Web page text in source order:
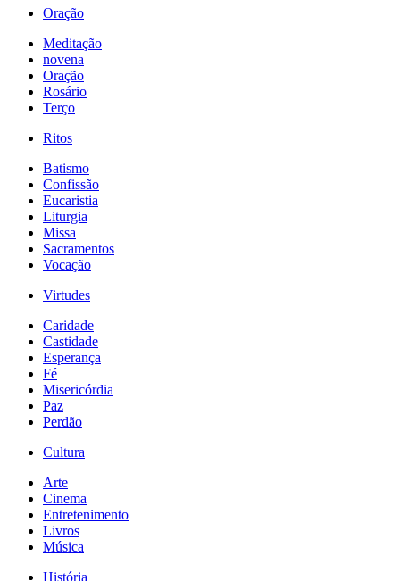
Oração
Meditação
novena
Oração
Rosário
Terço
Ritos
Batismo
Confissão
Eucaristia
Liturgia
Missa
Sacramentos
Vocação
Virtudes
Caridade
Castidade
Esperança
Fé
Misericórdia
Paz
Perdão
Cultura
Arte
Cinema
Entretenimento
Livros
Música
História